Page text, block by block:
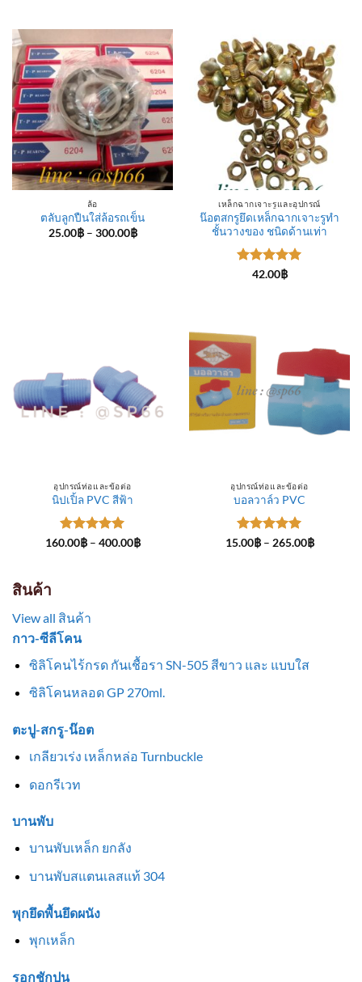
ล้อ
ตลับลูกปืนใส่ล้อรถเข็น
25.00฿ – 300.00฿Price
เหล็กฉากเจาะรูและอุปกรณ์
น๊อตสกรูยึดเหล็กฉากเจาะรูทำ
ชั้นวางของ ชนิดด้านเท่า
ให้คะแนน
42.00฿
อุปกรณ์ท่อและข้อต่อ
นิปเปิ้ล PVC สีฟ้า
ให้คะแนน
160.00฿ – 400.00฿Price
อุปกรณ์ท่อและข้อต่อ
บอลวาล์ว PVC
ให้คะแนน
15.00฿ – 265.00฿Price
สินค้า
View all สินค้า
กาว-ซีลีโคน
ซิลิโคนไร้กรด กันเชื้อรา SN-505 สีขาว และ แบบใส
ซิลิโคนหลอด GP 270ml.
ตะปู-สกรู-น๊อต
เกลียวเร่ง เหล็กหล่อ Turnbuckle
ดอกรีเวท
บานพับ
บานพับเหล็ก ยกลัง
บานพับสแตนเลสแท้ 304
พุกยึดพื้นยึดผนัง
พุกเหล็ก
รอกชักปูน